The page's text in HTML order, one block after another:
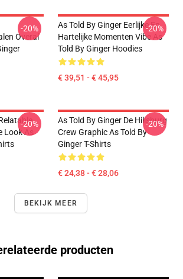
Overal
-20%
As Told By Ginger Eerlijke En
Hartelijke Momenten Vibe As
Told By Ginger Hoodies
€ 39,51 - € 45,95
-20%
As
-20%
As Told By Ginger De Hillsburg
Crew Graphic As Told By
Ginger T-Shirts
€ 24,38 - € 28,06
-20%
BEKIJK MEER
producten